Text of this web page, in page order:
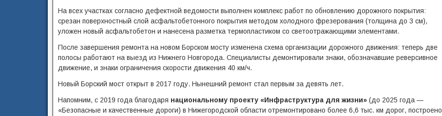
На всех участках согласно дефектной ведомости выполнен комплекс работ по обновлению дорожного покрытия:
срезан поверхностный слой асфальтобетонного покрытия методом холодного фрезерования (толщина до 3 см),
уложен новый асфальтобетон и нанесена разметка термопластиком со светоотражающими элементами.
После завершения ремонта на новом Борском мосту изменена схема организации дорожного движения: теперь две
полосы работают на выезд из Нижнего Новгорода. Специалисты демонтировали знаки, обозначавшие реверсивное
движение, и знаки ограничения скорости движения 40 км/ч.
Новый Борский мост открыт в 2017 году. Нынешний ремонт стал первым за девять лет.
Напомним, с 2019 года благодаря национальному проекту «Инфраструктура для жизни»(до 2025 года —
«Безопасные и качественные дороги) в Нижегородской области отремонтировано более 6,6 тыс. км дорог, построено